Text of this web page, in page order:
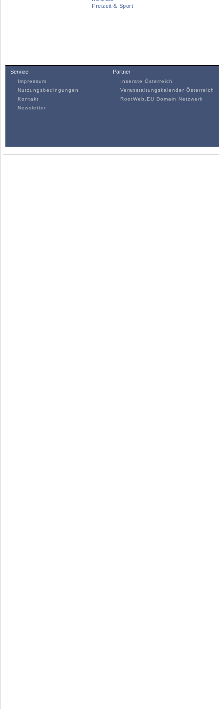
Freizeit & Sport
Service
Impressum
Nutzungsbedingungen
Kontakt
Newsletter
Partner
Inserate Österreich
Veranstaltungskalender Österreich
RootWeb.EU Domain Netzwerk